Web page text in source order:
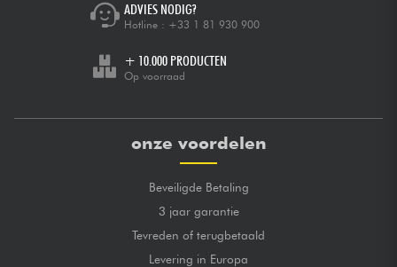
ADVIES NODIG?
Hotline : +33 1 81 930 900
+ 10.000 PRODUCTEN
Op voorraad
onze voordelen
Beveiligde Betaling
3 jaar garantie
Tevreden of terugbetaald
Levering in Europa